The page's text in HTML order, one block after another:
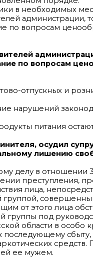
в необходимых
администрации,
вопросам
по вопросам
отпускных и
нарушений
питания
осудил
лишению
делу в отношении
преступления,
лица,
от этого лица
группы под
области в
последующему
средств.
ей ее мужем.